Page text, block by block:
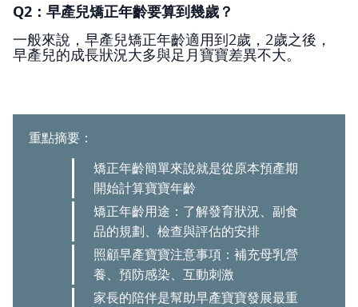
Q2：早產兒矯正年齡要算到幾歲？
一般來說，早產兒矯正年齡適用到2歲，2歲之後，
早產兒的成長狀況大多與足月寶寶差異不大。
重點摘要：
矯正年齡簡單來說就是從原本預產期
開始計算寶寶年齡
矯正年齡用途：了解發育狀況、副食
品的規劃、檢查與評估的安排
照顧早產寶寶注意事項：補充母乳營
養、預防感染、互動刺激
家長的陪伴是幫助早產寶寶發展最重